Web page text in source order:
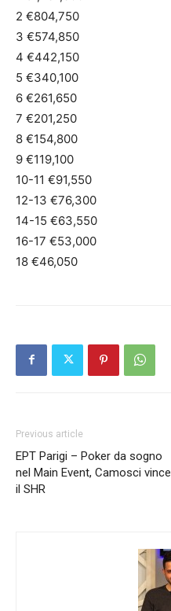
2 €804,750
3 €574,850
4 €442,150
5 €340,100
6 €261,650
7 €201,250
8 €154,800
9 €119,100
10-11 €91,550
12-13 €76,300
14-15 €63,550
16-17 €53,000
18 €46,050
Previous article
EPT Parigi – Poker da sogno
nel Main Event, Camosci vince
il SHR